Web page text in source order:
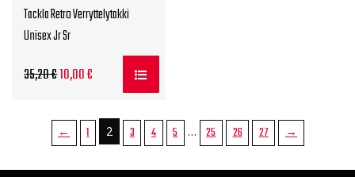
Tackla Retro Verryttelytakki
Unisex Jr Sr
35,20€Alkuperäinen
oli:
35,20 €.
10,00€
on:
10,00 €.
← 1 2 3 4 5 … 25 26 27 →